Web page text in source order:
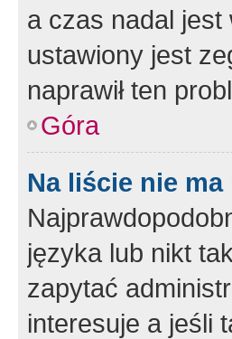
a czas nadal jest
ustawiony jest
naprawił ten
Góra
Na liście nie
języka lub nikt
zapytać
interesuje a jeśli